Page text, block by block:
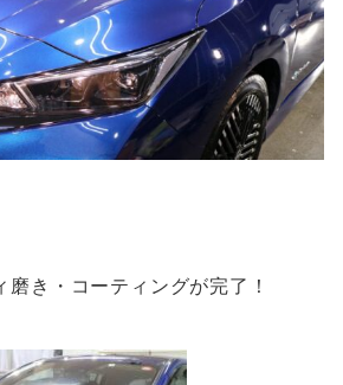
磨き・コーティングが完了！